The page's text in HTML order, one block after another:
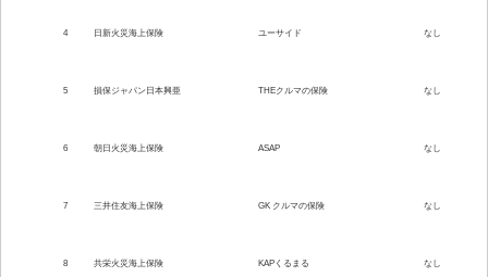
4 日新火災海上保険 ユーサイド なし
5 損保ジャパン日本興亜 THEクルマの保険 なし
6 朝日火災海上保険 ASAP なし
7 三井住友海上保険 GK クルマの保険 なし
8 共栄火災海上保険 KAPくるまる なし